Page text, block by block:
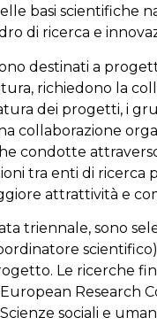
basi scientifiche
di ricerca e
destinati a
richiedono la
dei progetti, i
collaborazione
condotte
tra enti di ricerca
attrattività e
triennale, sono
Le ricerche
Research
sociali e